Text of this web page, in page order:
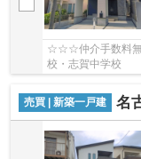
☆☆☆仲介手数料無
校・志賀中学校
売買 | 新築一戸建 名古